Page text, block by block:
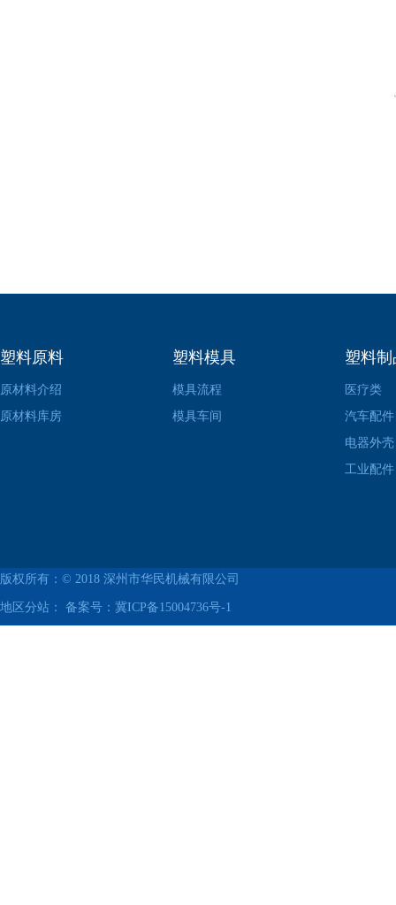
塑料原料
原材料介绍
原材料库房
塑料模具
模具流程
模具车间
塑料制
医疗类
汽车配件
电器外壳
工业配件
版权所有：© 2018 深州市华民机械有限公司
地区分站： 备案号： 冀ICP备15004736号-1